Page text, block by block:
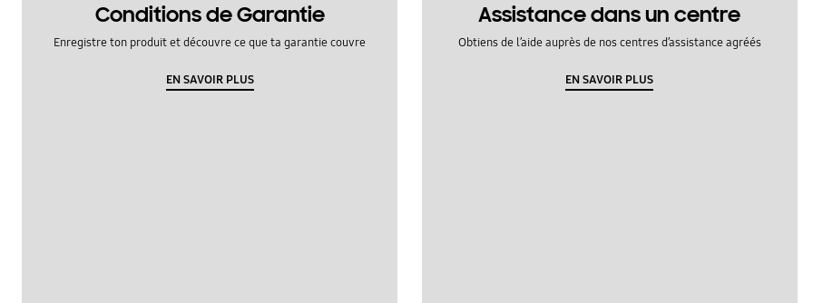
Conditions de Garantie
Enregistre ton produit et découvre ce que ta garantie couvre
EN SAVOIR PLUS
Assistance dans un centre
Obtiens de l’aide auprès de nos centres d’assistance agréés
EN SAVOIR PLUS